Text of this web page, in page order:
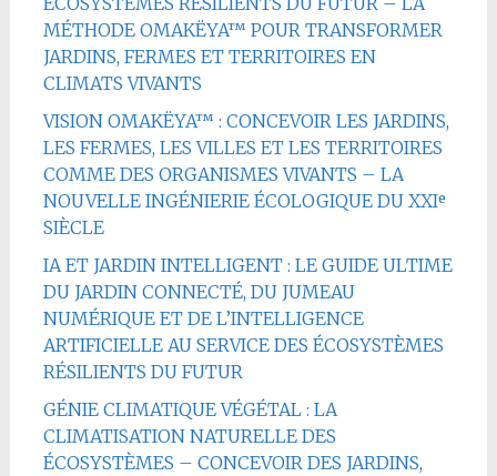
MÉTHODE OMAKËYA™ POUR TRANSFORMER
JARDINS, FERMES ET TERRITOIRES EN
CLIMATS VIVANTS
VISION OMAKËYA™ : CONCEVOIR LES JARDINS,
LES FERMES, LES VILLES ET LES TERRITOIRES
COMME DES ORGANISMES VIVANTS – LA
NOUVELLE INGÉNIERIE ÉCOLOGIQUE DU XXIᵉ
SIÈCLE
IA ET JARDIN INTELLIGENT : LE GUIDE ULTIME
DU JARDIN CONNECTÉ, DU JUMEAU
NUMÉRIQUE ET DE L’INTELLIGENCE
ARTIFICIELLE AU SERVICE DES ÉCOSYSTÈMES
RÉSILIENTS DU FUTUR
GÉNIE CLIMATIQUE VÉGÉTAL : LA
CLIMATISATION NATURELLE DES
ÉCOSYSTÈMES – CONCEVOIR DES JARDINS,